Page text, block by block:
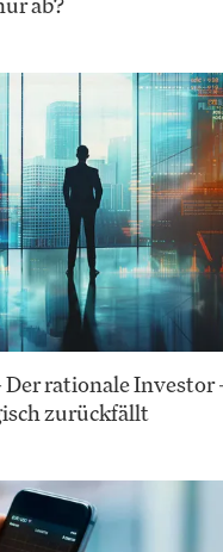
Der rationale Investor
zurückfällt